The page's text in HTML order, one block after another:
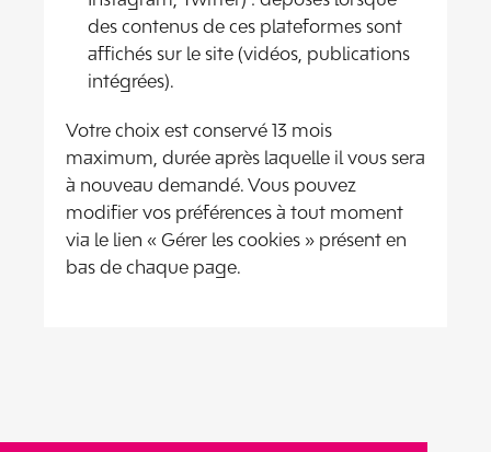
des contenus de ces plateformes sont
affichés sur le site (vidéos, publications
intégrées).
Votre choix est conservé 13 mois
maximum, durée après laquelle il vous sera
à nouveau demandé. Vous pouvez
modifier vos préférences à tout moment
via le lien « Gérer les cookies » présent en
bas de chaque page.